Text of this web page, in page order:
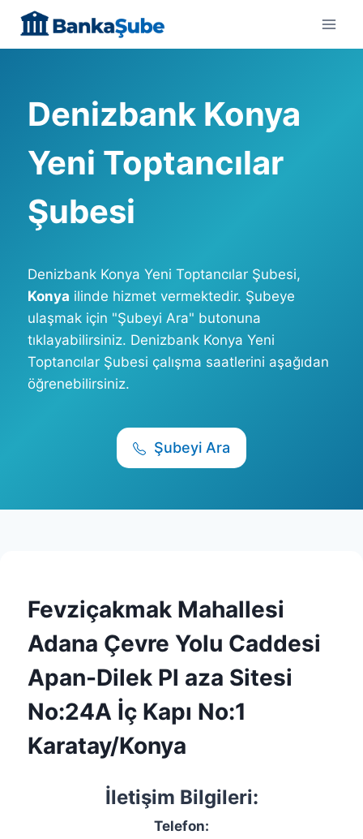
content
Denizbank Konya
Yeni Toptancılar
Şubesi
Denizbank Konya Yeni Toptancılar Şubesi,
Konya ilinde hizmet vermektedir. Şubeye
ulaşmak için "Şubeyi Ara" butonuna
tıklayabilirsiniz. Denizbank Konya Yeni
Toptancılar Şubesi çalışma saatlerini aşağıdan
öğrenebilirsiniz.
Şubeyi Ara
Fevziçakmak Mahallesi
Adana Çevre Yolu Caddesi
Apan-Dilek Pl aza Sitesi
No:24A İç Kapı No:1
Karatay/Konya
İletişim Bilgileri:
Telefon: